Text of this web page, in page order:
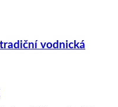
vodnická